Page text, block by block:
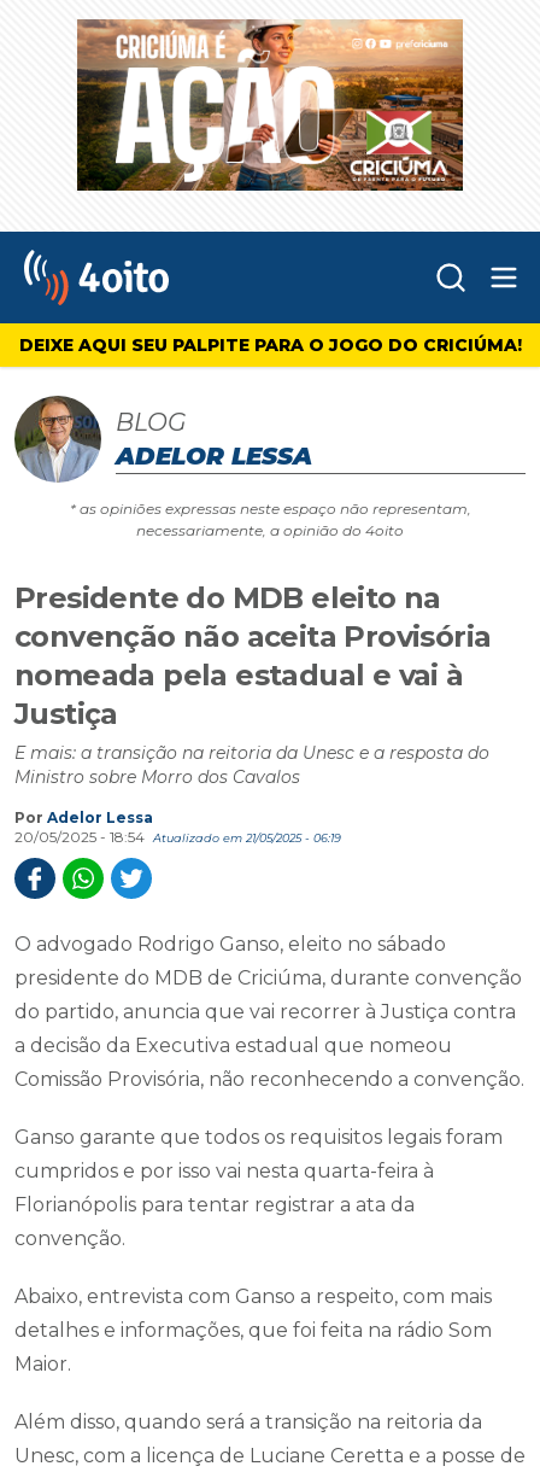
4oito
DEIXE AQUI SEU PALPITE PARA O JOGO DO CRICIÚMA!
BLOG
ADELOR LESSA
* as opiniões expressas neste espaço não representam,
necessariamente, a opinião do 4oito
Presidente do MDB eleito na
convenção não aceita Provisória
nomeada pela estadual e vai à
Justiça
E mais: a transição na reitoria da Unesc e a resposta do
Ministro sobre Morro dos Cavalos
Por Adelor Lessa
20/05/2025 - 18:54
Atualizado em 21/05/2025 - 06:19
O advogado Rodrigo Ganso, eleito no sábado
presidente do MDB de Criciúma, durante convenção
do partido, anuncia que vai recorrer à Justiça contra
a decisão da Executiva estadual que nomeou
Comissão Provisória, não reconhecendo a convenção.
Ganso garante que todos os requisitos legais foram
cumpridos e por isso vai nesta quarta-feira à
Florianópolis para tentar registrar a ata da
convenção.
Abaixo, entrevista com Ganso a respeito, com mais
detalhes e informações, que foi feita na rádio Som
Maior.
Além disso, quando será a transição na reitoria da
Unesc, com a licença de Luciane Ceretta e a posse de